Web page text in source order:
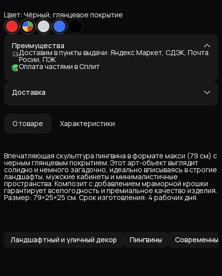
Цвет: Чёрный, глянцевое покрытие
Преимущества
Доставим в пункты выдачи: Яндекс Маркет, СДЭК, Почта
Росии, ПЭК
Оплата частями в Сплит
Доставка
О товаре Характеристики
Впечатляющая скульптура пингвина в формате макси (79 см) с
черным глянцевым покрытием. Этот арт-объект выглядит
солидно и немного загадочно, идеально вписываясь в строгие
ландшафты, мужские кабинеты и минималистичные
пространства. Композит с добавлением мраморной крошки
гарантирует всепогодность и премиальное качество изделия.
Размер: 79×25×25 см. Срок изготовления: 4 рабочих дня.
Ландшафтный и уличный декор Пингвины